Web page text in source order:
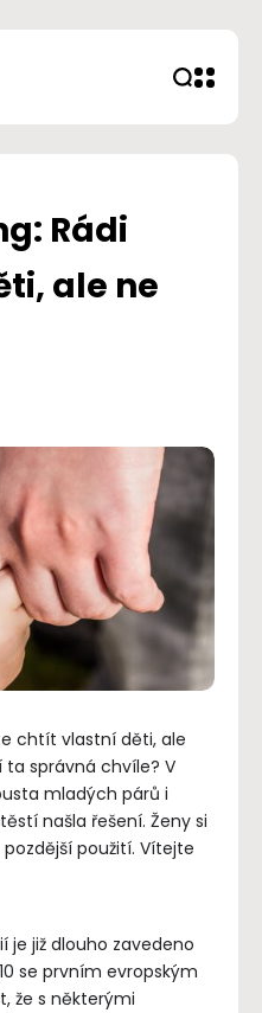
Rádi
ale ne
chtít vlastní děti, ale
správná chvíle? V
mladých párů i
našla řešení. Ženy si
použití. Vítejte
již dlouho zavedeno
se prvním evropským
že s některými